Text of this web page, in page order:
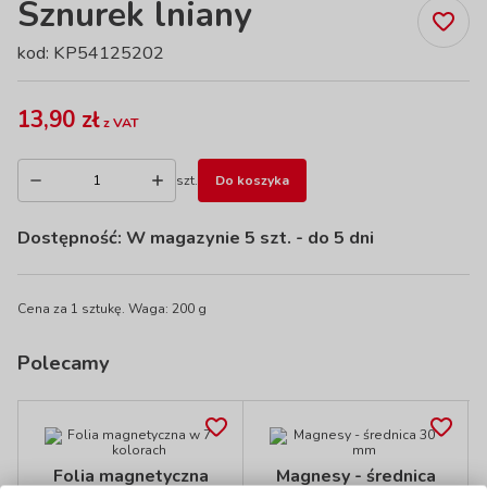
Sznurek lniany
kod: KP54125202
13,90 złz VAT
szt. Do koszyka
Dostępność: W magazynie 5 szt. - do 5 dni
Cena za 1 sztukę. Waga: 200 g
Polecamy
Folia magnetyczna
Magnesy - średnica